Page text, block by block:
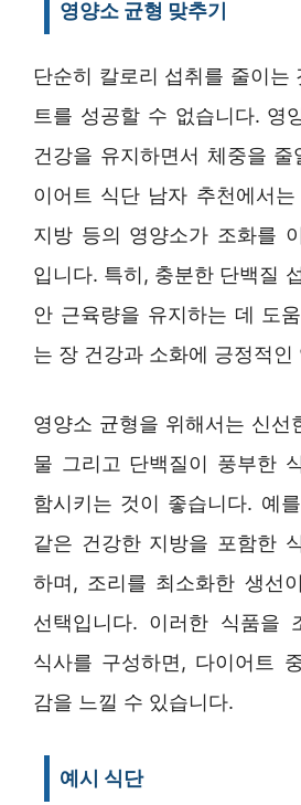
영양소 균형 맞추기
단순히 칼로리 섭취를 줄이는
트를 성공할 수 없습니다. 영
건강을 유지하면서 체중을
이어트 식단 남자 추천에서
지방 등의 영양소가 조화를
입니다. 특히, 충분한 단백질
안 근육량을 유지하는 데 도
는 장 건강과 소화에 긍정적인
영양소 균형을 위해서는 신선
물 그리고 단백질이 풍부한
함시키는 것이 좋습니다. 예
같은 건강한 지방을 포함한
하며, 조리를 최소화한 생선
선택입니다. 이러한 식품을
식사를 구성하면, 다이어트
감을 느낄 수 있습니다.
예시 식단